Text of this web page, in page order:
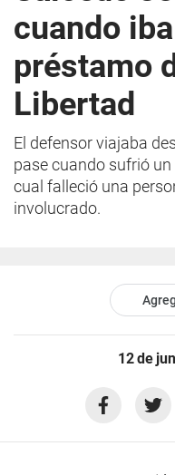
cuando
préstamo
Libertad
El defensor viajaba
pase cuando sufrió un
cual falleció una
involucrado.
12 de